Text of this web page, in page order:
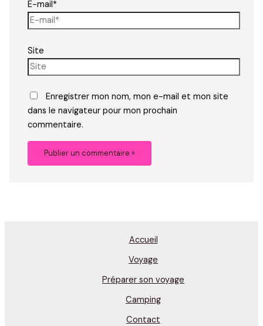
E-mail*
Site
Enregistrer mon nom, mon e-mail et mon site
dans le navigateur pour mon prochain
commentaire.
Accueil
Voyage
Préparer son voyage
Camping
Contact